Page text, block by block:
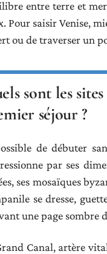
entre terre et
Pour saisir Venise,
ou de traverser un
sont les
séjour ?
de débuter
par ses
ses mosaïques
se dresse,
une page sombre
Canal, artère